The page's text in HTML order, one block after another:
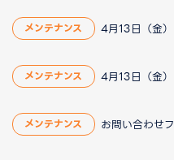
メンテナンス 4月13日（金
メンテナンス 4月13日（金
メンテナンス